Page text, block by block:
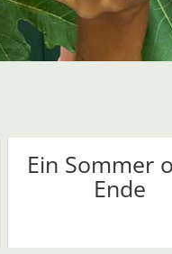
Ein Sommer
Ende